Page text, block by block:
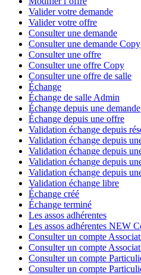
Valider votre demande
Valider votre offre
Consulter une demande
Consulter une demande Copy
Consulter une offre
Consulter une offre Copy
Consulter une offre de salle
Échange
Échange de salle Admin
Échange depuis une demande
Échange depuis une offre
Validation échange depuis
Validation échange depuis
Validation échange depuis
Validation échange depuis
Validation échange depuis
Validation échange libre
Échange créé
Échange terminé
Les assos adhérentes
Les assos adhérentes NEW
Consulter un compte
Consulter un compte
Consulter un compte
Consulter un compte